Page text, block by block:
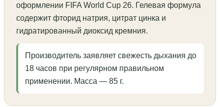
оформлении FIFA World Cup 26. Гелевая формула
содержит фторид натрия, цитрат цинка и
гидратированный диоксид кремния.
Производитель заявляет свежесть дыхания до
18 часов при регулярном правильном
применении. Масса — 85 г.